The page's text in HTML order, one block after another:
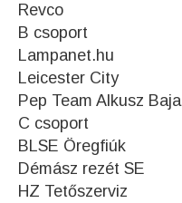
Revco
B csoport
Lampanet.hu
Leicester City
Pep Team Alkusz Baja
C csoport
BLSE Öregfiúk
Démász rezét SE
HZ Tetőszerviz